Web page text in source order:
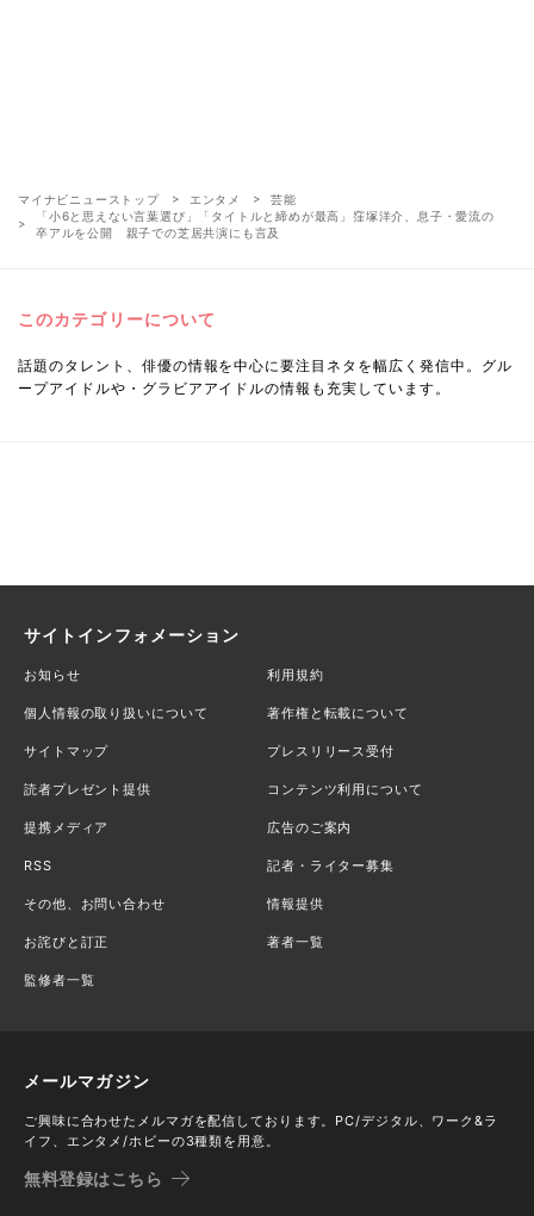
マイナビニューストップ エンタメ
芸能
「小6と思えない言葉選び」「タイトルと締めが最高」窪塚洋介、息子・愛流の
卒アルを公開 親子での芝居共演にも言及
このカテゴリーについて
話題のタレント、俳優の情報を中心に要注目ネタを幅広く発信中。グル
ープアイドルや・グラビアアイドルの情報も充実しています。
サイトインフォメーション
お知らせ 利用規約
個人情報の取り扱いについて 著作権と転載について
サイトマップ プレスリリース受付
読者プレゼント提供 コンテンツ利用について
提携メディア 広告のご案内
RSS 記者・ライター募集
その他、お問い合わせ 情報提供
お詫びと訂正 著者一覧
監修者一覧
メールマガジン
ご興味に合わせたメルマガを配信しております。PC/デジタル、ワーク&ラ
イフ、エンタメ/ホビーの3種類を用意。
無料登録はこちら